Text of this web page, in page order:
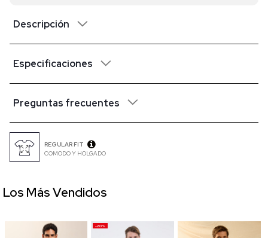
Descripción
Especificaciones
Preguntas frecuentes
REGULAR FIT
COMODO Y HOLGADO
-20%
Los Más Vendidos